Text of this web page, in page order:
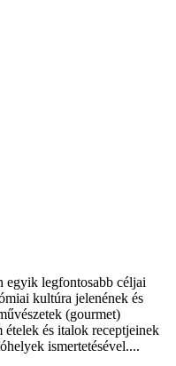
egyik legfontosabb céljai
kultúra jelenének és
(gourmet)
ételek és italok receptjeinek
ismertetésével....